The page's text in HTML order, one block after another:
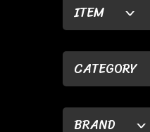
ITEM
CATEGORY
BRAND